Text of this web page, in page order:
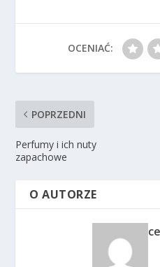
OCENIAĆ:
POPRZEDNI
Perfumy i ich nuty
zapachowe
O AUTORZE